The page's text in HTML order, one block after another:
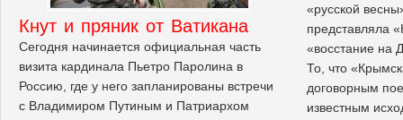
«русской
представляла
«восстание на
То, что
договорным
известным
Кнут и пряник от Ватикана
Сегодня начинается официальная часть
визита кардинала Пьетро Паролина в
Россию, где у него запланированы встречи
с Владимиром Путиным и Патриархом